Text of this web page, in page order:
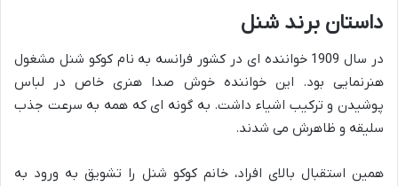
داستان برند شنل
در سال 1909 خواننده ای در کشور فرانسه به نام کوکو شنل مشغول
هنرنمایی بود. این خواننده خوش صدا هنری خاص در لباس
پوشیدن و ترکیب اشیاء داشت. به گونه ای که همه به سرعت جذب
سلیقه و ظاهرش می شدند.
همین استقبال بالای افراد، خانم کوکو شنل را تشویق به ورود به